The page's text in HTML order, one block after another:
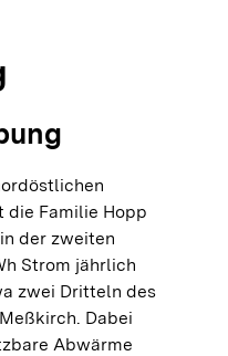
Familie Hopp
der zweiten
Strom jährlich
zwei Dritteln des
Dabei
Abwärme